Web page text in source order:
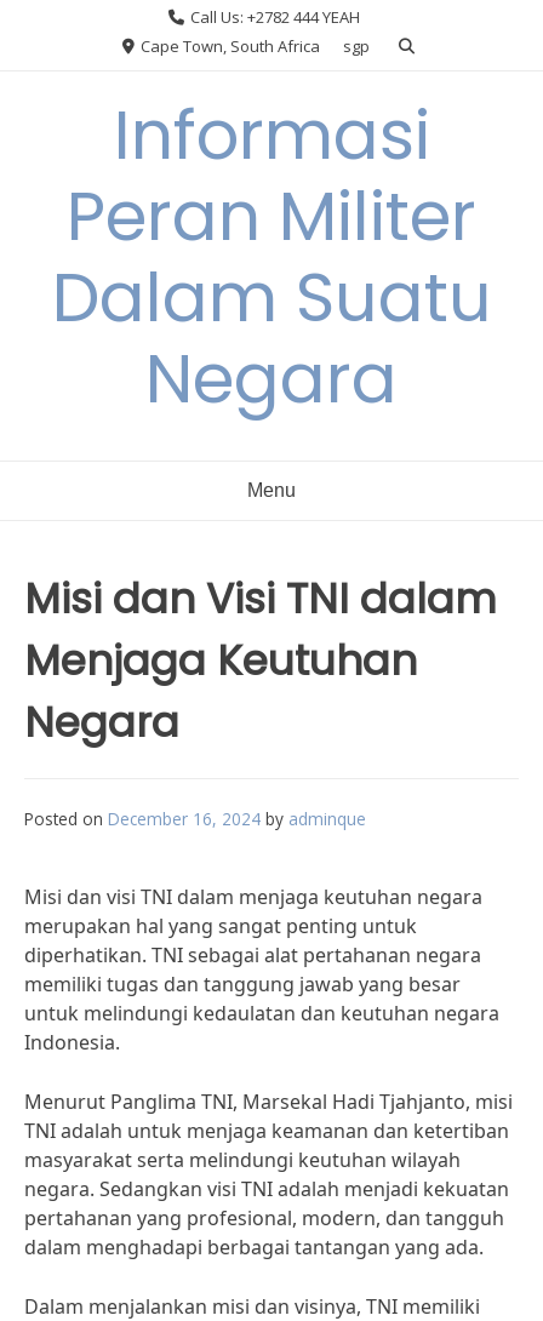
Call Us: +2782 444 YEAH
Cape Town, South Africa
sgp
Informasi
Peran Militer
Dalam Suatu
Negara
Menu
Misi dan Visi TNI dalam
Menjaga Keutuhan
Negara
Posted on December 16, 2024 by adminque
Misi dan visi TNI dalam menjaga keutuhan negara
merupakan hal yang sangat penting untuk
diperhatikan. TNI sebagai alat pertahanan negara
memiliki tugas dan tanggung jawab yang besar
untuk melindungi kedaulatan dan keutuhan negara
Indonesia.
Menurut Panglima TNI, Marsekal Hadi Tjahjanto, misi
TNI adalah untuk menjaga keamanan dan ketertiban
masyarakat serta melindungi keutuhan wilayah
negara. Sedangkan visi TNI adalah menjadi kekuatan
pertahanan yang profesional, modern, dan tangguh
dalam menghadapi berbagai tantangan yang ada.
Dalam menjalankan misi dan visinya, TNI memiliki